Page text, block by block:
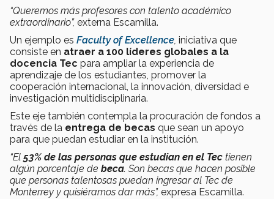
“Queremos más profesores con talento académico
extraordinario”, externa Escamilla.
Un ejemplo es Faculty of Excellence, iniciativa que
consiste en atraer a 100 líderes globales a la
docencia Tec para ampliar la experiencia de
aprendizaje de los estudiantes, promover la
cooperación internacional, la innovación, diversidad e
investigación multidisciplinaria.
Este eje también contempla la procuración de fondos a
través de la entrega de becas que sean un apoyo
para que puedan estudiar en la institución.
“El 53% de las personas que estudian en el Tec tienen
algún porcentaje de beca. Son becas que hacen posible
que personas talentosas puedan ingresar al Tec de
Monterrey y quisiéramos dar más”, expresa Escamilla.